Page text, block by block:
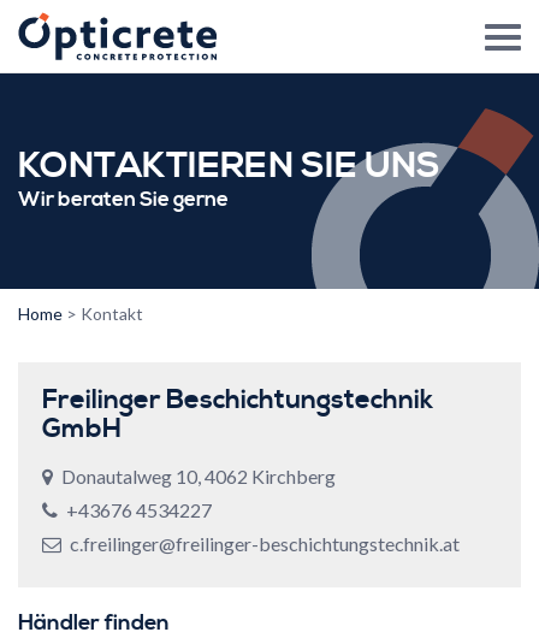
KONTAKTIEREN SIE UNS
Wir beraten Sie gerne
Home > Kontakt
Freilinger Beschichtungstechnik
GmbH
Donautalweg 10, 4062 Kirchberg
+43676 4534227
c.freilinger@freilinger-beschichtungstechnik.at
Händler finden